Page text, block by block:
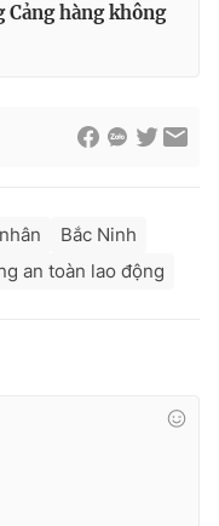
Cảng hàng không
Bắc Ninh
an toàn lao động